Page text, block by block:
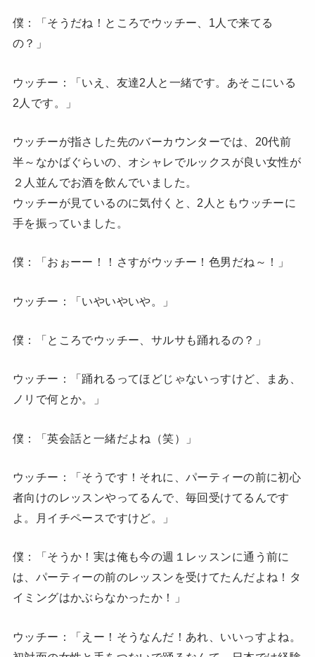
僕：「そうだね！ところでウッチー、1人で来てる
の？」
ウッチー：「いえ、友達2人と一緒です。あそこにいる
2人です。」
ウッチーが指さした先のバーカウンターでは、20代前
半～なかばぐらいの、オシャレでルックスが良い女性が
２人並んでお酒を飲んでいました。
ウッチーが見ているのに気付くと、2人ともウッチーに
手を振っていました。
僕：「おぉーー！！さすがウッチー！色男だね～！」
ウッチー：「いやいやいや。」
僕：「ところでウッチー、サルサも踊れるの？」
ウッチー：「踊れるってほどじゃないっすけど、まあ、
ノリで何とか。」
僕：「英会話と一緒だよね（笑）」
ウッチー：「そうです！それに、パーティーの前に初心
者向けのレッスンやってるんで、毎回受けてるんです
よ。月イチペースですけど。」
僕：「そうか！実は俺も今の週１レッスンに通う前に
は、パーティーの前のレッスンを受けてたんだよね！タ
イミングはかぶらなかったか！」
ウッチー：「えー！そうなんだ！あれ、いいっすよね。